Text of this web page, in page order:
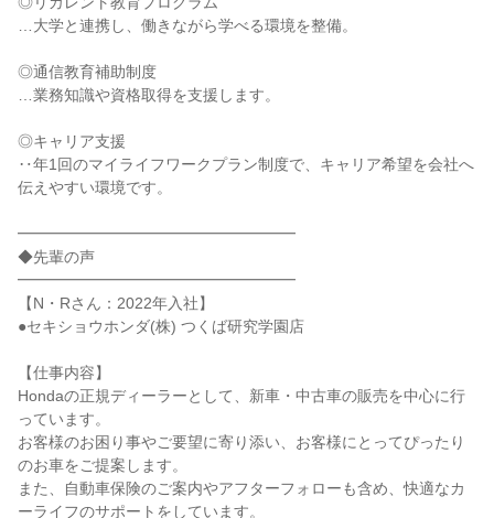
…大学と連携し、働きながら学べる環境を整備。
◎通信教育補助制度
…業務知識や資格取得を支援します。
◎キャリア支援
‥年1回のマイライフワークプラン制度で、キャリア希望を会社へ
伝えやすい環境です。
━━━━━━━━━━━━━━━━━━
◆先輩の声
━━━━━━━━━━━━━━━━━━
【N・Rさん：2022年入社】
●セキショウホンダ(株) つくば研究学園店
【仕事内容】
Hondaの正規ディーラーとして、新車・中古車の販売を中心に行
っています。
お客様のお困り事やご要望に寄り添い、お客様にとってぴったり
のお車をご提案します。
また、自動車保険のご案内やアフターフォローも含め、快適なカ
ーライフのサポートをしています。